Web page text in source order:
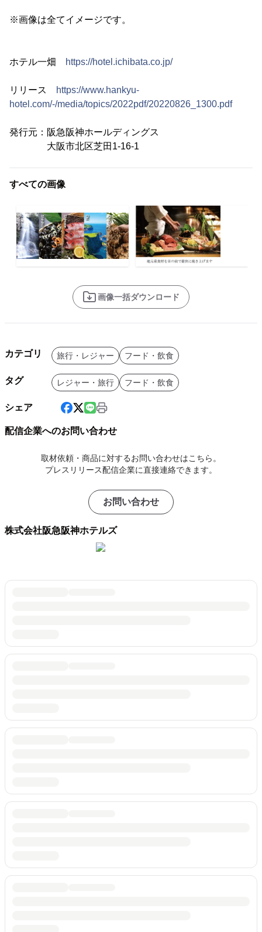
※画像は全てイメージです。
ホテル一畑 https://hotel.ichibata.co.jp/
リリース
https://www.hankyu-
hotel.com/-/media/topics/2022pdf/20220826_1300.pdf
発行元：阪急阪神ホールディングス
大阪市北区芝田1-16-1
すべての画像
画像一括ダウンロード
カテゴリ 旅行・レジャー フード・飲食
タグ レジャー・旅行 フード・飲食
シェア
配信企業へのお問い合わせ
取材依頼・商品に対するお問い合わせはこちら。
プレスリリース配信企業に直接連絡できます。
お問い合わせ
株式会社阪急阪神ホテルズ